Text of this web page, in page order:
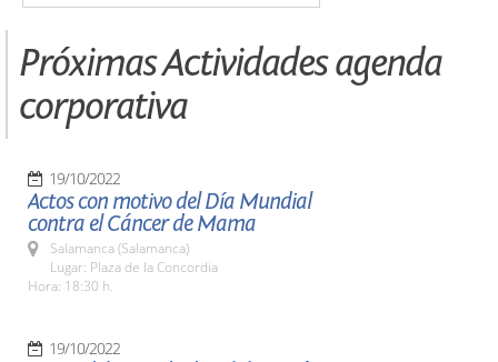
Próximas Actividades agenda
corporativa
19/10/2022
Actos con motivo del Día Mundial
contra el Cáncer de Mama
Salamanca (Salamanca)
Lugar: Plaza de la Concordia
Hora: 18:30 h.
19/10/2022